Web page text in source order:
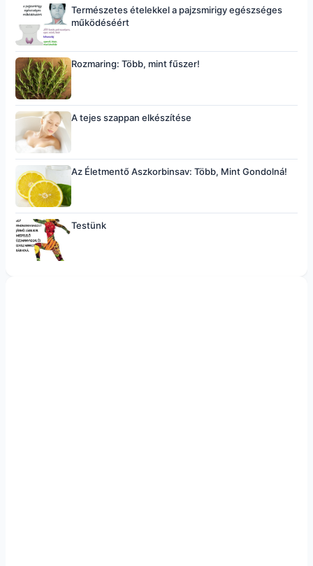
Természetes ételekkel a pajzsmirigy egészséges
működéséért
Rozmaring: Több, mint fűszer!
A tejes szappan elkészítése
Az Életmentő Aszkorbinsav: Több, Mint Gondolná!
Testünk